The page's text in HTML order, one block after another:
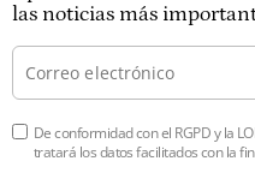
las noticias más
De conformidad con el RGPD y la
tratará los datos facilitados con la